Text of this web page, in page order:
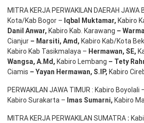
MITRA KERJA PERWAKILAN DAERAH JAWA
Kota/Kab Bogor – Iqbal Muktamar, Kabiro
Danil Anwar, Kabiro Kab. Karawang –
Cianjur – Marsiti, Amd , Kabiro Kab/Kota
Kabiro Kab Tasikmalaya – Hermawan, SE,
Wangsa, A.Md , Kabiro Lembang – Tety
Ciamis – Yayan Hermawan, S.IP, Kabiro
PERWAKILAN JAWA TIMUR : Kabiro Boyolali
Kabiro Surakarta – Imas Sumarni, Kabiro
MITRA KERJA PERWAKILAN SUMATRA :